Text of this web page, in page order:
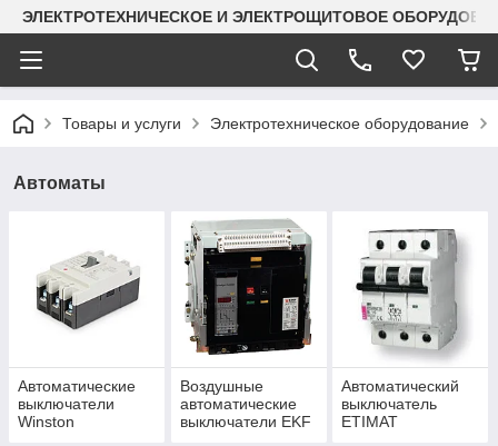
ЭЛЕКТРОТЕХНИЧЕСКОЕ И ЭЛЕКТРОЩИТОВОЕ
Товары и услуги Электротехническое оборудование
Автоматы
Автоматические
выключатели
Winston
Воздушные
автоматические
выключатели EKF
Автоматический
выключатель
ETIMAT